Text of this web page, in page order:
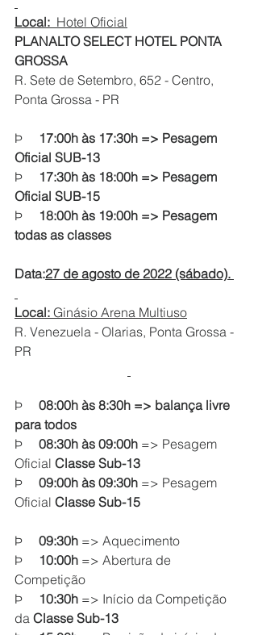
Local: Hotel Oficial
PLANALTO SELECT HOTEL PONTA
GROSSA
R. Sete de Setembro, 652 - Centro,
Ponta Grossa - PR
Þ 17:00h às 17:30h => Pesagem
Oficial SUB-13
Þ 17:30h às 18:00h => Pesagem
Oficial SUB-15
Þ 18:00h às 19:00h => Pesagem
todas as classes
Data:27 de agosto de 2022 (sábado).
Local: Ginásio Arena Multiuso
R. Venezuela - Olarias, Ponta Grossa -
PR
Þ 08:00h às 8:30h => balança livre
para todos
Þ 08:30h às 09:00h => Pesagem
Oficial Classe Sub-13
Þ 09:00h às 09:30h => Pesagem
Oficial Classe Sub-15
Þ 09:30h => Aquecimento
Þ 10:00h => Abertura de
Competição
Þ 10:30h => Início da Competição
da Classe Sub-13